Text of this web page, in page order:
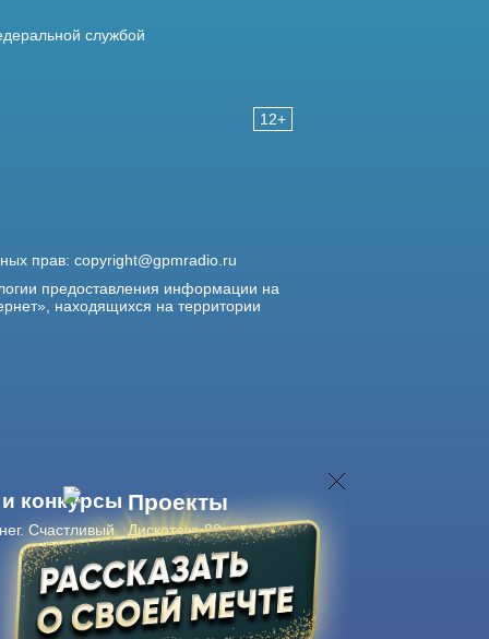
12+
службой
прав: copyright@gpmradio.ru
предоставления информации на
находящихся на территории
конкурсы
Счастливый
Проекты
Дискотека 80-х
Живые концерты
Журнал Авторадио
Авторадиов смартфоне